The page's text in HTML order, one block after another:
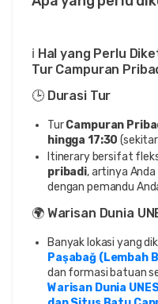
ℹ️ Hal yang Perlu
Tur Campuran
🕒 Durasi Tur
TurCampuran
hingga 17:30
Itinerary bersifat
pribadi, artinya
dengan pemandu
🌍 Warisan Dunia
Banyak lokasi yang
Paşabağ (Lembah
dan formasi batuan
Warisan Dunia